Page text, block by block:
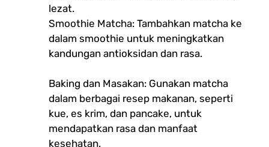
lezat.
Smoothie Matcha: Tambahkan matcha ke
dalam smoothie untuk meningkatkan
kandungan antioksidan dan rasa.
Baking dan Masakan: Gunakan matcha
dalam berbagai resep makanan, seperti
kue, es krim, dan pancake, untuk
mendapatkan rasa dan manfaat
kesehatan.